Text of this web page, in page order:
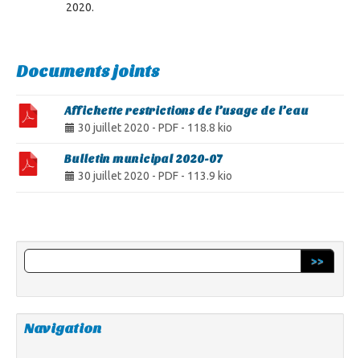
2020.
Documents joints
Affichette restrictions de l’usage de l’eau
30 juillet 2020 - PDF - 118.8 kio
Bulletin municipal 2020-07
30 juillet 2020 - PDF - 113.9 kio
>>
Navigation